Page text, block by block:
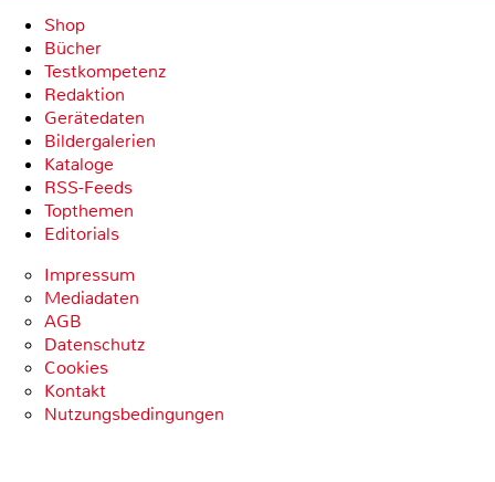
Shop
Bücher
Testkompetenz
Redaktion
Gerätedaten
Bildergalerien
Kataloge
RSS-Feeds
Topthemen
Editorials
Impressum
Mediadaten
AGB
Datenschutz
Cookies
Kontakt
Nutzungsbedingungen